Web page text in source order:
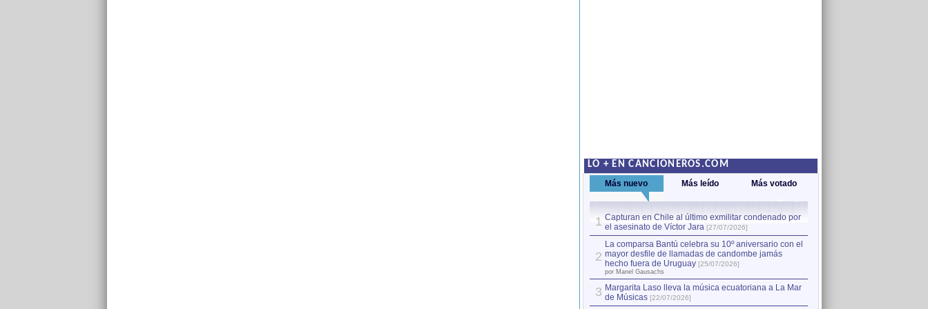
LO + EN CANCIONEROS.COM
Más nuevo Más leído Más votado
1 Capturan en Chile al último exmilitar condenado por
el asesinato de Víctor Jara [27/07/2026]
2
La comparsa Bantú celebra su 10º aniversario con el
mayor desfile de llamadas de candombe jamás
hecho fuera de Uruguay [25/07/2026]
por Manel Gausachs
3 Margarita Laso lleva la música ecuatoriana a La Mar
de Músicas [22/07/2026]